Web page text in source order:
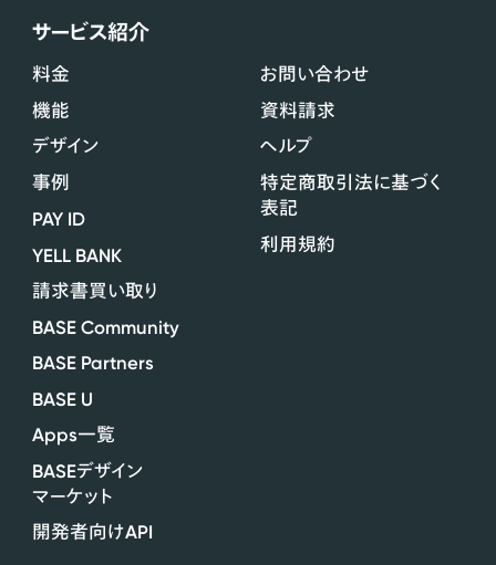
サービス紹介
料金
機能
デザイン
事例
PAY ID
YELL BANK
請求書買い取り
BASE Community
BASE Partners
BASE U
Apps一覧
BASEデザイン
マーケット
開発者向けAPI
お問い合わせ
資料請求
ヘルプ
特定商取引法に基づく
表記
利用規約